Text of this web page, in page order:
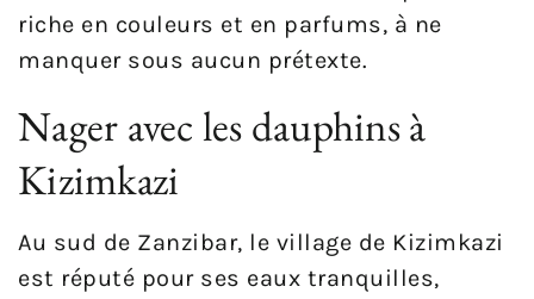
riche en couleurs et en parfums, à ne
manquer sous aucun prétexte.
Nager avec les dauphins à
Kizimkazi
Au sud de Zanzibar, le village de Kizimkazi
est réputé pour ses eaux tranquilles,